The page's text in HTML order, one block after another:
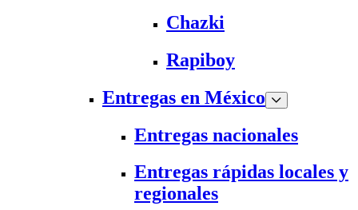
Chazki
Rapiboy
Entregas en México
Entregas nacionales
Entregas rápidas locales y
regionales